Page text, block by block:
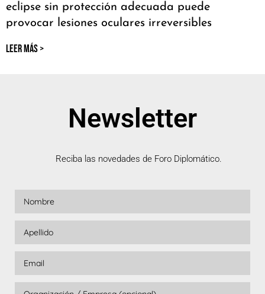
eclipse sin protección adecuada puede
provocar lesiones oculares irreversibles
LEER MÁS >
Newsletter
Reciba las novedades de Foro Diplomático.